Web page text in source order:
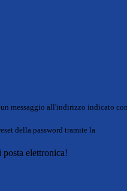
messaggio all'indirizzo indicato
della password tramite la
elettronica!